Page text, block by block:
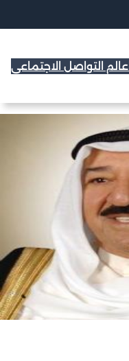
عالم التواصل الاجتماعي